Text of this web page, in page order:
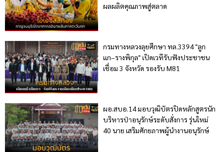
ผลผลิตคุณภาพสู่ตลาด
กรมทางหลวงลุยศึกษา ทล.3394 "ลูก
แก–รางพิกุล" เปิดเวทีรับฟังประชาชน
เชื่อม 3 จังหวัด รองรับ M81
ผอ.สบอ.14 มอบวุฒิบัตรปิดหลักสูตรนัก
บริหารป่าอนุรักษ์ระดับสั่งการ รุ่นใหม่
40 นาย เสริมศักยภาพผู้นำงานอนุรักษ์